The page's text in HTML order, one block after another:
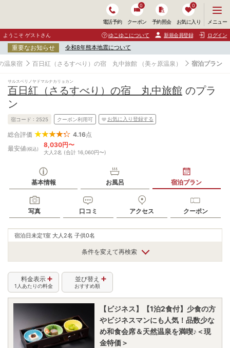
電話予約 クーポン
0
予約照会 お気に入り
0
ニ
ュ
ー
開
く
メニュー
ようこそ ゲストさん ゆこゆこについて 新規会員登録 ログイン
重要なお知らせ 令和8年熊本地震について
温泉宿 百日紅（さるすべり）の宿 丸中旅館 （美ヶ原温泉） 宿泊プラン
サルスベリノヤドマルナカリョカン
百日紅（さるすべり）の宿 丸中旅館 のプラ
ン
宿コード : 2525 クーポン利用可 お気に入り登録する
総合評価 4.16点
最安値(税込)
8,030円〜
大人2名 (合計 16,060円〜)
基本情報 お風呂 宿泊プラン
写真 口コミ アクセス クーポン
宿泊日未定1室 大人2名 子供0名
条件を変えて再検索
並び替え
おすすめ順
料金表示
1人あたりの料金
【ビジネス】【1泊2食付】少食の方
やビジネスマンにも人気！品数少な
め和食会席＆天然温泉を満喫♪＜現
金特価＞